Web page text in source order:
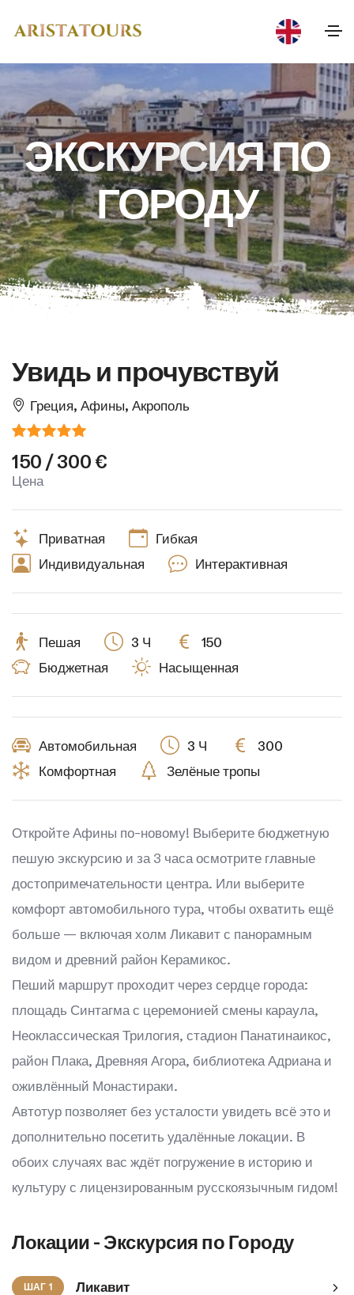
ЭКСКУРСИЯ ПО
ГОРОДУ
Увидь и прочувствуй
Греция, Афины, Акрополь
150 / 300 €
Цена
Приватная
Гибкая
Индивидуальная
Интерактивная
Пешая 3 Ч
150
Бюджетная
Насыщенная
Автомобильная 3 Ч
300
Комфортная
Зелёные тропы
Откройте Афины по-новому! Выберите бюджетную
пешую экскурсию и за 3 часа осмотрите главные
достопримечательности центра. Или выберите
комфорт автомобильного тура, чтобы охватить ещё
больше — включая холм Ликавит с панорамным
видом и древний район Керамикос.
Пеший маршрут проходит через сердце города:
площадь Синтагма с церемонией смены караула,
Неоклассическая Трилогия, стадион Панатинаикос,
район Плака, Древняя Агора, библиотека Адриана и
оживлённый Монастираки.
Автотур позволяет без усталости увидеть всё это и
дополнительно посетить удалённые локации. В
обоих случаях вас ждёт погружение в историю и
культуру с лицензированным русскоязычным гидом!
Локации - Экскурсия по Городу
ШАГ 1 Ликавит